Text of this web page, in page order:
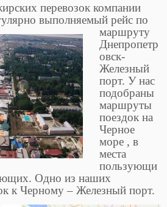
перевозок компании
выполняемый рейс по
маршруту
Днепропетр
овск-
Железный
порт. У нас
подобраны
маршруты
поездок на
Черное
море , в
места
пользующи
Одно из наших
к Черному – Железный порт.